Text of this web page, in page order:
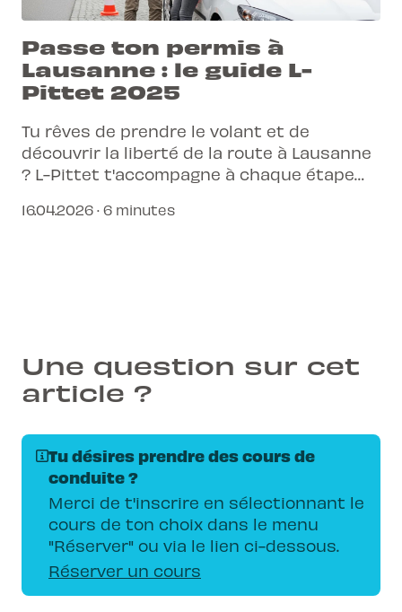
Passe ton permis à
Lausanne : le guide L-
Pittet 2025
Tu rêves de prendre le volant et de
découvrir la liberté de la route à Lausanne
? L-Pittet t'accompagne à chaque étape
16.04.2026 · 6 minutes
Une question sur cet
article ?
Tu désires prendre des cours de
conduite ?
Merci de t'inscrire en sélectionnant le
cours de ton choix dans le menu
"Réserver" ou via le lien ci-dessous.
Réserver un cours